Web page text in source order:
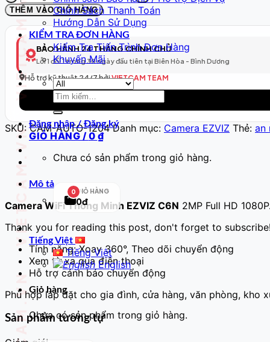
Chính Sách Thanh Toán
Hướng Dẫn Sử Dụng
KIỂM TRA ĐƠN HÀNG
Kiểm Tra Tiến Trình Đơn Hàng
Khuyến Mãi
Tìm
Đăng nhập / Đăng ký
GIỎ HÀNG / 0 ₫
Chưa có sản phẩm trong giỏ hàng.
0 GIỎ HÀNG
0đ
Tiếng Việt
Tiếng Việt
English
Giỏ hàng
Chưa có sản phẩm trong giỏ hàng.
WiFi
Thông
Minh
Model
205
–
Full
HD
số
THÊM VÀO GIỎ HÀNG
BẢO HÀNH 24 THÁNG CHÍNH CHỦ
Lỗi 1 đổi 1 trong 30 ngày đầu tiên tại Biên Hòa - Bình Dương
Hỗ trợ kỹ thuật 24/7 bởiVIETCAM TEAM
SKU:CAM-AUTO-1204 Danh mục: Camera EZVIZ Thẻ: an
Mô tả
Camera WiFi Thông Minh EZVIZ C6N 2MP Full HD 1080P.
Thank you for reading this post, don't forget to subscribe!
Tính năng: Xoay 360°, Theo dõi chuyển động
Xem từ xa qua điện thoại
Hỗ trợ cảnh báo chuyển động
Phù hợp lắp đặt cho gia đình, cửa hàng, văn phòng, kho
Sản phẩm tương tự